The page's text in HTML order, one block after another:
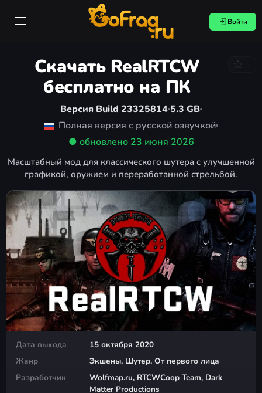
Войти
Скачать RealRTCW
бесплатно на ПК
Версия Build 233258145.3 GB
Полная версия с русской озвучкой
● обновлено 23 июня 2026
Масштабный мод для классического шутера с улучшенной
графикой, оружием и переработанной стрельбой.
Дата выхода
15 октября 2020
Жанр
Экшены, Шутер, От первого лица
Разработчик
Wolfmap.ru, RTCWCoop Team, Dark
Matter Productions